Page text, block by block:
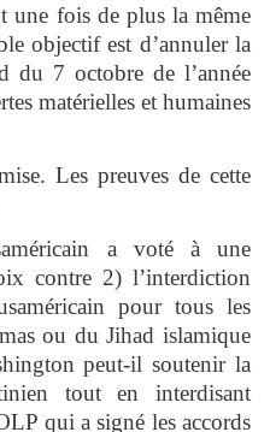
une fois de plus la même
objectif est d’annuler la
du 7 octobre de l’année
matérielles et humaines
Les preuves de cette
a voté à une
contre 2) l’interdiction
pour tous les
ou du Jihad islamique
peut-il soutenir la
tout en interdisant
qui a signé les accords